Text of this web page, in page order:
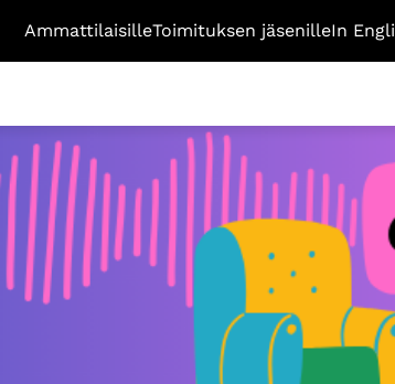
AmmattilaisilleToimituksen jäsenilleIn